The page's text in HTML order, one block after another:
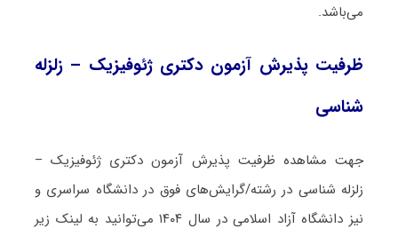
می‌باشد.
ظرفیت پذیرش آزمون دکتری ژئوفیزیک – زلزله
شناسی
جهت مشاهده ظرفیت پذیرش آزمون دکتری ژئوفیزیک –
زلزله شناسی در رشته/گرایش‌های فوق در دانشگاه سراسری و
نیز دانشگاه آزاد اسلامی در سال ۱۴۰۴ می‌توانید به لینک زیر